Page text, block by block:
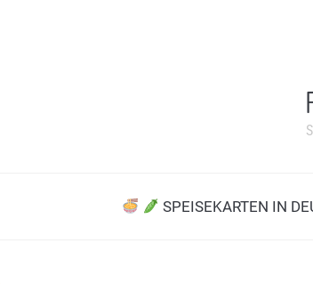
SPEISEKARTEN IN